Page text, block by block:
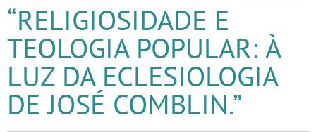
“RELIGIOSIDADE E
TEOLOGIA POPULAR: À
LUZ DA ECLESIOLOGIA
DE JOSÉ COMBLIN.”